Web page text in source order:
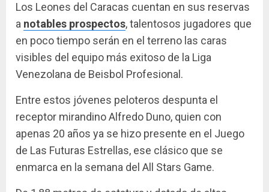
Los Leones del Caracas cuentan en sus reservas
a notables prospectos, talentosos jugadores que
en poco tiempo serán en el terreno las caras
visibles del equipo más exitoso de la Liga
Venezolana de Beisbol Profesional.
Entre estos jóvenes peloteros despunta el
receptor mirandino Alfredo Duno, quien con
apenas 20 años ya se hizo presente en el Juego
de Las Futuras Estrellas, ese clásico que se
enmarca en la semana del All Stars Game.